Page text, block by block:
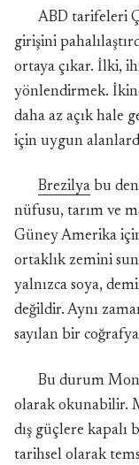
ABD tarifeleri
girişini
ortaya çıkar. İlki,
yönlendirmek.
daha az açık hale
için uygun
Brezilya bu
nüfusu, tarım ve
Güney Amerika
ortaklık zemini
yalnızca soya,
değildir. Aynı
sayılan bir
Bu durum
olarak okunabilir.
dış güçlere kapalı
tarihsel olarak